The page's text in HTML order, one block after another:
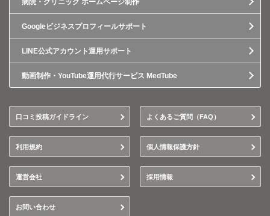
病院・クリニック ホームページ制作
Googleビジネスプロフィールサポート
LINE公式アカウント運用サポート
動画制作・YouTube運用代行サービス MedTube
口コミ投稿ガイドライン よくあるご質問（FAQ）
利用規約 個人情報保護方針
運営会社 採用情報
お問い合わせ